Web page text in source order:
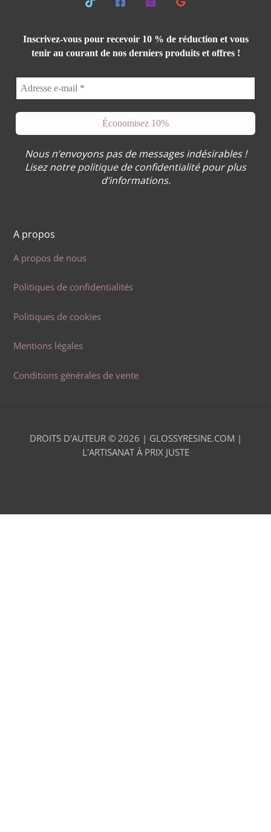
Inscrivez-vous pour recevoir 10 % de réduction et vous
tenir au courant de nos derniers produits et offres !
Nous n’envoyons pas de messages indésirables !
Lisez notrepolitique de confidentialitépour plus
d’informations.
A propos
A propos de nous
Politiques de confidentialités
Politiques de cookies
Mentions légales
Conditions générales de vente
DROITS D'AUTEUR © 2026 | GLOSSYRESINE.COM |
L'ARTISANAT À PRIX JUSTE